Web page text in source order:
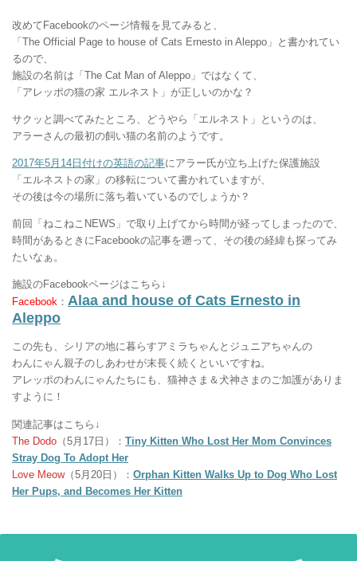
改めてFacebookのページ情報を見てみると、
「The Official Page to house of Cats Ernesto in Aleppo」と書かれてい
るので、
施設の名前は「The Cat Man of Aleppo」ではなくて、
「アレッポの猫の家 エルネスト」が正しいのかな？
サクッと調べてみたところ、どうやら「エルネスト」というのは、
アラーさんの最初の飼い猫の名前のようです。
2017年5月14日付けの英語の記事にアラー氏が立ち上げた保護施設
「エルネストの家」の移転について書かれていますが、
その後は今の場所に落ち着いているのでしょうか？
前回「ねこねこNEWS」で取り上げてから時間が経ってしまったので、
時間があるときにFacebookの記事を遡って、その後の経緯も探ってみ
たいなぁ。
施設のFacebookページはこちら↓
Facebook ： Alaa and house of Cats Ernesto in
Aleppo
この先も、シリアの地に暮らすアミラちゃんとジュニアちゃんの
わんにゃん親子のしあわせが末長く続くといいですね。
アレッポのわんにゃんたちにも、猫神さま＆犬神さまのご加護がありま
すように！
関連記事はこちら↓
The Dodo （5月17日）： Tiny Kitten Who Lost Her Mom Convinces
Stray Dog To Adopt Her
Love Meow（5月20日）： Orphan Kitten Walks Up to Dog Who Lost
Her Pups, and Becomes Her Kitten